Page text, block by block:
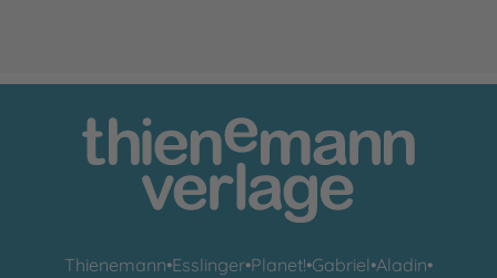
Thienemann•Esslinger•Planet!•Gabriel•Aladin•